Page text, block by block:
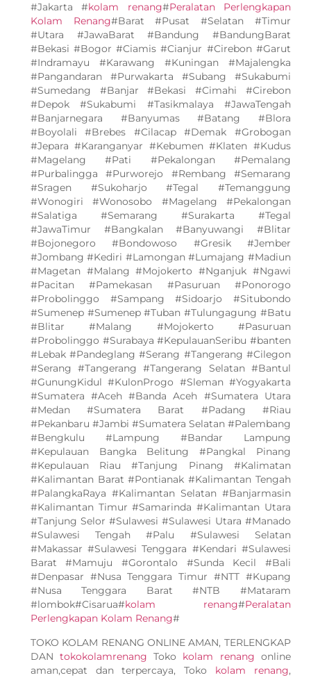
#Jakarta #kolam renang#Peralatan Perlengkapan
Kolam Renang#Barat #Pusat #Selatan #Timur
#Utara #JawaBarat #Bandung #BandungBarat
#Bekasi #Bogor #Ciamis #Cianjur #Cirebon #Garut
#Indramayu #Karawang #Kuningan #Majalengka
#Pangandaran #Purwakarta #Subang #Sukabumi
#Sumedang #Banjar #Bekasi #Cimahi #Cirebon
#Depok #Sukabumi #Tasikmalaya #JawaTengah
#Banjarnegara #Banyumas #Batang #Blora
#Boyolali #Brebes #Cilacap #Demak #Grobogan
#Jepara #Karanganyar #Kebumen #Klaten #Kudus
#Magelang #Pati #Pekalongan #Pemalang
#Purbalingga #Purworejo #Rembang #Semarang
#Sragen #Sukoharjo #Tegal #Temanggung
#Wonogiri #Wonosobo #Magelang #Pekalongan
#Salatiga #Semarang #Surakarta #Tegal
#JawaTimur #Bangkalan #Banyuwangi #Blitar
#Bojonegoro #Bondowoso #Gresik #Jember
#Jombang #Kediri #Lamongan #Lumajang #Madiun
#Magetan #Malang #Mojokerto #Nganjuk #Ngawi
#Pacitan #Pamekasan #Pasuruan #Ponorogo
#Probolinggo #Sampang #Sidoarjo #Situbondo
#Sumenep #Sumenep #Tuban #Tulungagung #Batu
#Blitar #Malang #Mojokerto #Pasuruan
#Probolinggo #Surabaya #KepulauanSeribu #banten
#Lebak #Pandeglang #Serang #Tangerang #Cilegon
#Serang #Tangerang #Tangerang Selatan #Bantul
#GunungKidul #KulonProgo #Sleman #Yogyakarta
#Sumatera #Aceh #Banda Aceh #Sumatera Utara
#Medan #Sumatera Barat #Padang #Riau
#Pekanbaru #Jambi #Sumatera Selatan #Palembang
#Bengkulu #Lampung #Bandar Lampung
#Kepulauan Bangka Belitung #Pangkal Pinang
#Kepulauan Riau #Tanjung Pinang #Kalimatan
#Kalimantan Barat #Pontianak #Kalimantan Tengah
#PalangkaRaya #Kalimantan Selatan #Banjarmasin
#Kalimantan Timur #Samarinda #Kalimantan Utara
#Tanjung Selor #Sulawesi #Sulawesi Utara #Manado
#Sulawesi Tengah #Palu #Sulawesi Selatan
#Makassar #Sulawesi Tenggara #Kendari #Sulawesi
Barat #Mamuju #Gorontalo #Sunda Kecil #Bali
#Denpasar #Nusa Tenggara Timur #NTT #Kupang
#Nusa Tenggara Barat #NTB #Mataram
#lombok#Cisarua#kolam renang#Peralatan
Perlengkapan Kolam Renang#
TOKO KOLAM RENANG ONLINE AMAN, TERLENGKAP
DANtokokolamrenang Toko kolam renang online
aman,cepat dan terpercaya, Toko kolam renang,